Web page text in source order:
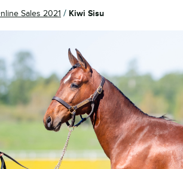
Sales 2021 / Kiwi Sisu